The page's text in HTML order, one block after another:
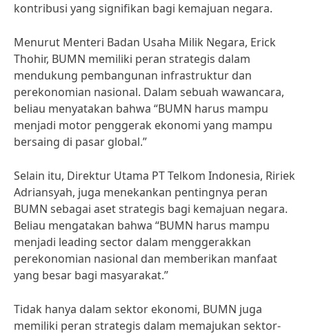
kontribusi yang signifikan bagi kemajuan negara.
Menurut Menteri Badan Usaha Milik Negara, Erick
Thohir, BUMN memiliki peran strategis dalam
mendukung pembangunan infrastruktur dan
perekonomian nasional. Dalam sebuah wawancara,
beliau menyatakan bahwa “BUMN harus mampu
menjadi motor penggerak ekonomi yang mampu
bersaing di pasar global.”
Selain itu, Direktur Utama PT Telkom Indonesia, Ririek
Adriansyah, juga menekankan pentingnya peran
BUMN sebagai aset strategis bagi kemajuan negara.
Beliau mengatakan bahwa “BUMN harus mampu
menjadi leading sector dalam menggerakkan
perekonomian nasional dan memberikan manfaat
yang besar bagi masyarakat.”
Tidak hanya dalam sektor ekonomi, BUMN juga
memiliki peran strategis dalam memajukan sektor-